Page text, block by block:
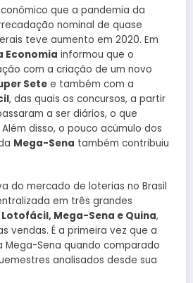
que a pandemia da
nominal de quase
teve aumento em 2020. Em
Economia informou que o
com a criação de um novo
Sete e também com a
, das quais os concursos, a partir
a ser diários, o que
disso, o pouco acúmulo dos
Mega-Sena também contribuiu
do mercado de loterias no Brasil
em três grandes
Lotofácil, Mega-Sena e Quina,
vendas. É a primeira vez que a
Mega-Sena quando comparado
analisados desde sua